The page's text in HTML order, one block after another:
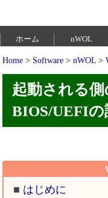
ホーム nWOL
Home > Software > nWOL >
起動される側
BIOS/UEFI
■ はじめに